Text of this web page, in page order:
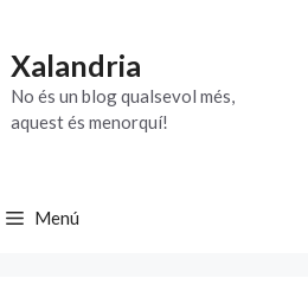
Xalandria
No és un blog qualsevol més,
aquest és menorquí!
Menú